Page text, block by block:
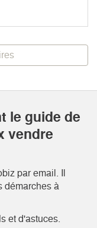
le guide de
vendre
par email. Il
démarches à
et d'astuces.